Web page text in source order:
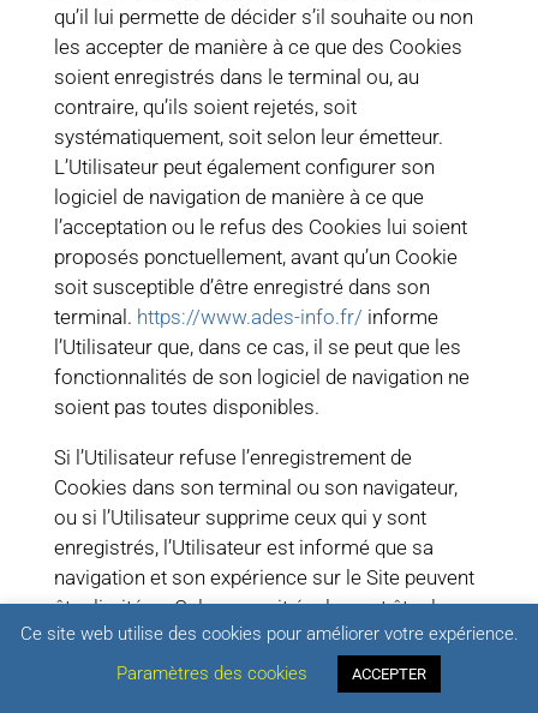
qu’il lui permette de décider s’il souhaite ou non
les accepter de manière à ce que des Cookies
soient enregistrés dans le terminal ou, au
contraire, qu’ils soient rejetés, soit
systématiquement, soit selon leur émetteur.
L’Utilisateur peut également configurer son
logiciel de navigation de manière à ce que
l’acceptation ou le refus des Cookies lui soient
proposés ponctuellement, avant qu’un Cookie
soit susceptible d’être enregistré dans son
terminal. https://www.ades-info.fr/ informe
l’Utilisateur que, dans ce cas, il se peut que les
fonctionnalités de son logiciel de navigation ne
soient pas toutes disponibles.
Si l’Utilisateur refuse l’enregistrement de
Cookies dans son terminal ou son navigateur,
ou si l’Utilisateur supprime ceux qui y sont
enregistrés, l’Utilisateur est informé que sa
navigation et son expérience sur le Site peuvent
être limitées. Cela pourrait également être le cas
lorsquehttps://www.ades-info.fr/ou l’un de ses
prestataires ne peut pas reconnaître, à des fins
de compatibilité technique, le type de navigateur
Ce site web utilise des cookies pour améliorer votre expérience.
Paramètres des cookies
ACCEPTER